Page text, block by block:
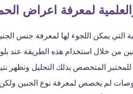
لمعرفة اعراض
التي يمكن اللجوء لها لمعرفة جنس
لم يخصص لمعرفة نوع الجنين